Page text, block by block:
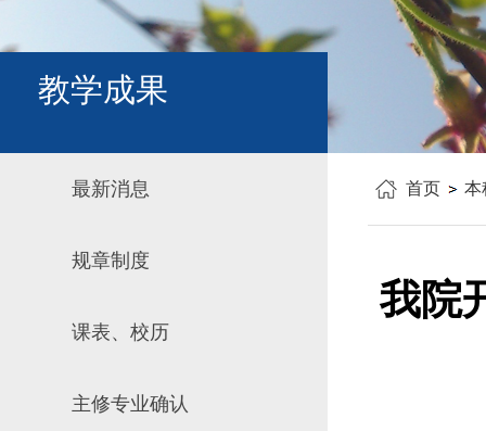
现任领导
组织结构
学科设置
会议通知
会议纪要
工会之声
职称晋升
人事培训
博士后管理
规章制度
课表、校历
主修专业确认
学籍管理
教学与教务
毕业论文
科研训练
对外交流
教学成果
最新消息
规章制度
课表、校历
主修专业确认
首页 本
我院